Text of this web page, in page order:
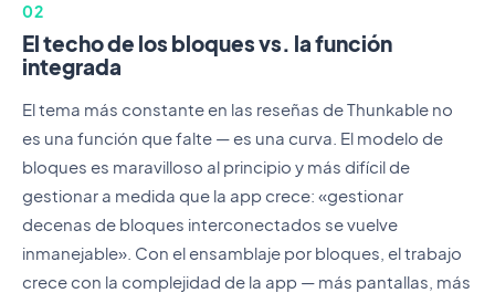
02
El techo de los bloques vs. la función
integrada
El tema más constante en las reseñas de Thunkable no
es una función que falte — es una curva. El modelo de
bloques es maravilloso al principio y más difícil de
gestionar a medida que la app crece: «gestionar
decenas de bloques interconectados se vuelve
inmanejable». Con el ensamblaje por bloques, el trabajo
crece con la complejidad de la app — más pantallas, más